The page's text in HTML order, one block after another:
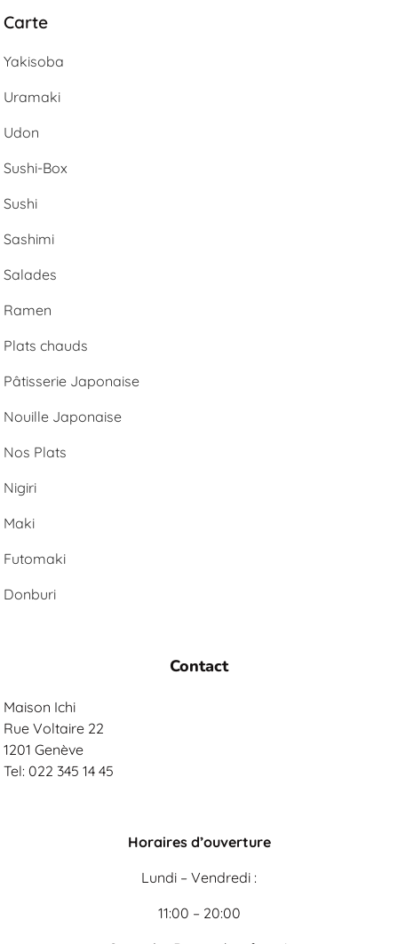
Carte
Yakisoba
Uramaki
Udon
Sushi-Box
Sushi
Sashimi
Salades
Ramen
Plats chauds
Pâtisserie Japonaise
Nouille Japonaise
Nos Plats
Nigiri
Maki
Futomaki
Donburi
Contact
Maison Ichi
Rue Voltaire 22
1201 Genève
Tel: 022 345 14 45
Horaires d’ouverture
Lundi – Vendredi :
11:00 – 20:00